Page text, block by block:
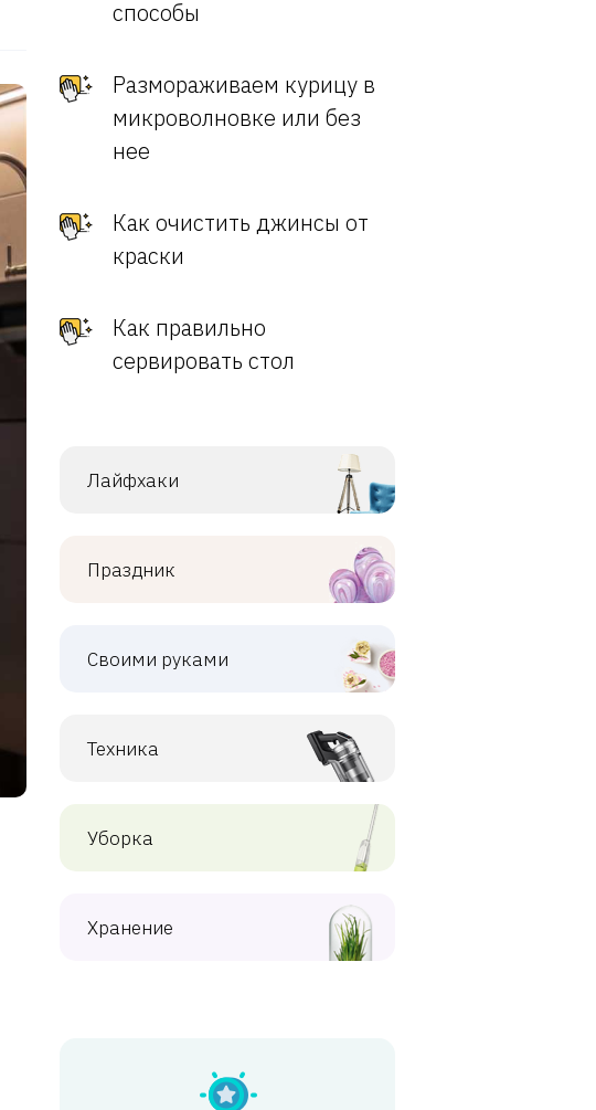
способы
Размораживаем курицу в
микроволновке или без
нее
Как очистить джинсы от
краски
Как правильно
сервировать стол
Лайфхаки
Праздник
Своими руками
Техника
Уборка
Хранение